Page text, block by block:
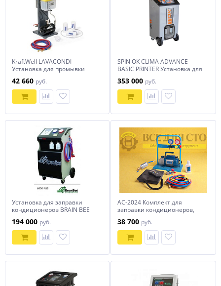
KraftWell LAVACONDI
Установка для промывки
(пневмо)
42 660 руб.
SPIN OK CLIMA ADVANCE
BASIC PRINTER Установка для
353 000 руб.
Установка для заправки
кондиционеров BRAIN BEE
194 000 руб.
AC-2024 Комплект для
заправки кондиционеров,
38 700 руб.